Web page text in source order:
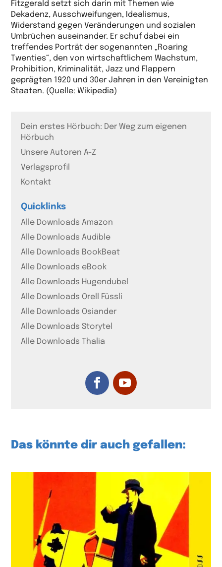
Fitzgerald setzt sich darin mit Themen wie
Dekadenz, Ausschweifungen, Idealismus,
Widerstand gegen Veränderungen und sozialen
Umbrüchen auseinander. Er schuf dabei ein
treffendes Porträt der sogenannten „Roaring
Twenties“, den von wirtschaftlichem Wachstum,
Prohibition, Kriminalität, Jazz und Flappern
geprägten 1920 und 30er Jahren in den Vereinigten
Staaten. (Quelle: Wikipedia)
Dein erstes Hörbuch: Der Weg zum eigenen
Hörbuch
Unsere Autoren A-Z
Verlagsprofil
Kontakt
Quicklinks
Alle Downloads Amazon
Alle Downloads Audible
Alle Downloads BookBeat
Alle Downloads eBook
Alle Downloads Hugendubel
Alle Downloads Orell Füssli
Alle Downloads Osiander
Alle Downloads Storytel
Alle Downloads Thalia
Das könnte dir auch gefallen: